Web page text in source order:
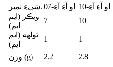
شيءِ نمبر. او آءِ آءِ-07 او آءِ آءِ-10
ويڪر (ايم
ايم)
7 10
ٿولهه (ايم
ايم)
1 1
وزن (g) 2.2 2.8